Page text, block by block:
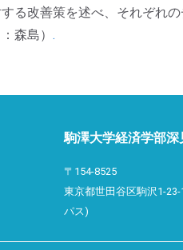
る改善策を述べ、それぞれ
森島） .
駒澤大学経済学部深
〒154-8525
東京都世田谷区駒沢1-
パス)